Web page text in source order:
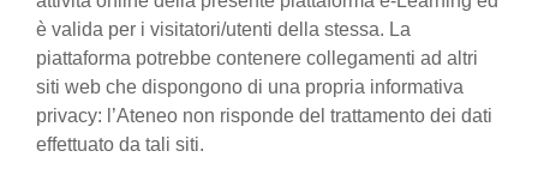
è valida per i visitatori/utenti della stessa. La
piattaforma potrebbe contenere collegamenti ad altri
siti web che dispongono di una propria informativa
privacy: l’Ateneo non risponde del trattamento dei dati
effettuato da tali siti.